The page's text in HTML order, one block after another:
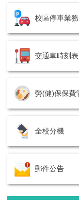
校區停車業務
交通車時刻表
勞(健)保保費
全校分機
郵件公告